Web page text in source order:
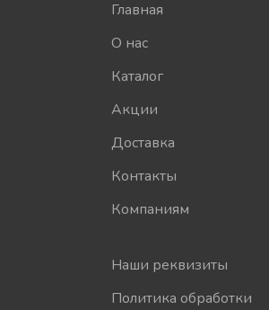
Главная
О нас
Каталог
Акции
Доставка
Контакты
Компаниям
Наши реквизиты
Политика обработки